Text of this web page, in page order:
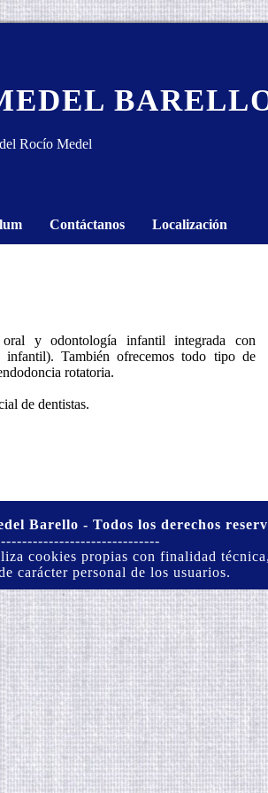
Rocío Medel
Contáctanos Localización
oral y odontología infantil integrada con
infantil). También ofrecemos todo tipo de
rotatoria.
de dentistas.
Barello - Todos los derechos
cookies propias con finalidad
carácter personal de los usuarios.